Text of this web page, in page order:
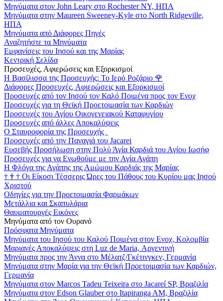
Μηνύματα στον John Leary στο Rochester NY, ΗΠΑ
Μηνύματα στην Maureen Sweeney-Kyle στο North Ridgeville,
ΗΠΑ
Μηνύματα από Διάφορες Πηγές
Αναζητήστε τα Μηνύματα
Εμφανίσεις του Ιησού και της Μαρίας
Κεντρική Σελίδα
Προσευχές, Αφιερώσεις και Εξορκισμοί
Η Βασίλισσα της Προσευχής: Το Ιερό Ροζάριο 🌹
Διάφορες Προσευχές, Αφιερώσεις και Εξορκισμοί
Προσευχές από τον Ιησού τον Καλό Ποιμένα προς τον Ενοχ
Προσευχές για τη Θεϊκή Προετοιμασία των Καρδιών
Προσευχές του Αγίου Οικογενειακού Καταφυγίου
Προσευχές από άλλες Αποκαλύψεις
Ο Σταυροφορία της Προσευχής
Προσευχές από την Παναγιά του Jacarei
Ευσεβής Προσήλωση στην Πολύ Άγία Καρδιά του Αγίου Ιωσήφ
Προσευχές για να Ενωθούμε με την Αγία Αγάπη
Η Φλόγα της Αγάπης της Αμώμου Καρδιάς της Μαρίας
† † † Οι Είκοσι Τέσσερις Ώρες του Πάθους του Κυρίου μας Ιησού
Χριστού
Οδηγίες για την Προετοιμασία Φαρμάκων
Μετάλλια και Σκαπυλάρια
Θαυματουργές Εικόνες
Μηνύματα από τον Ουρανό
Πρόσφατα Μηνύματα
Μηνύματα του Ιησού του Καλού Ποιμένα στον Ενοχ, Κολομβία
Μαριανές Αποκαλύψεις στη Luz de Maria, Αργεντινή
Μηνύματα προς την Άννα στο Μέλατζ/Γκέτινγκεν, Γερμανία
Μηνύματα στην Μαρία για την Θεϊκή Προετοιμασία των Καρδιών,
Γερμανία
Μηνύματα στον Marcos Tadeu Teixeira στο Jacareí SP, Βραζιλία
Μηνύματα στον Edson Glauber στο Itapiranga AM, Βραζιλία